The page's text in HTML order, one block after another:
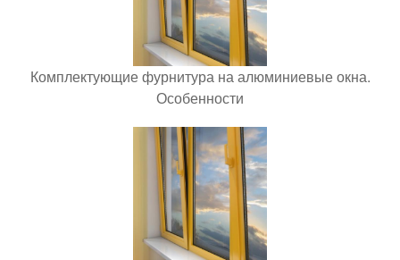
Комплектующие фурнитура на алюминиевые окна.
Особенности